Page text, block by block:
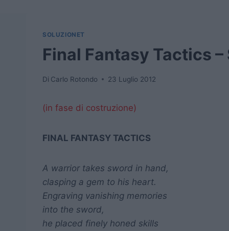
SOLUZIONET
Final Fantasy Tactics
Di Carlo Rotondo 23 Luglio 2012
(in fase di costruzione)
FINAL FANTASY TACTICS
A warrior takes sword in hand,
clasping a gem to his heart.
Engraving vanishing memories
into the sword,
he placed finely honed skills